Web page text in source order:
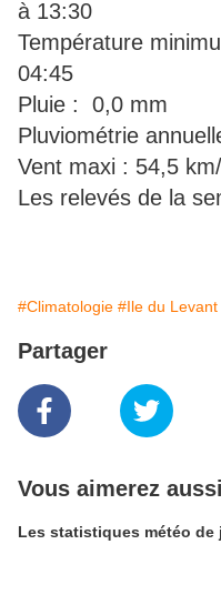
à 13:30
Température
04:45
Pluie : 0,0 mm
Pluviométrie
Vent maxi : 54,5
Les relevés de la
#Climatologie #Ile du Levant
Partager
Vous aimerez aussi
Les statistiques météo de